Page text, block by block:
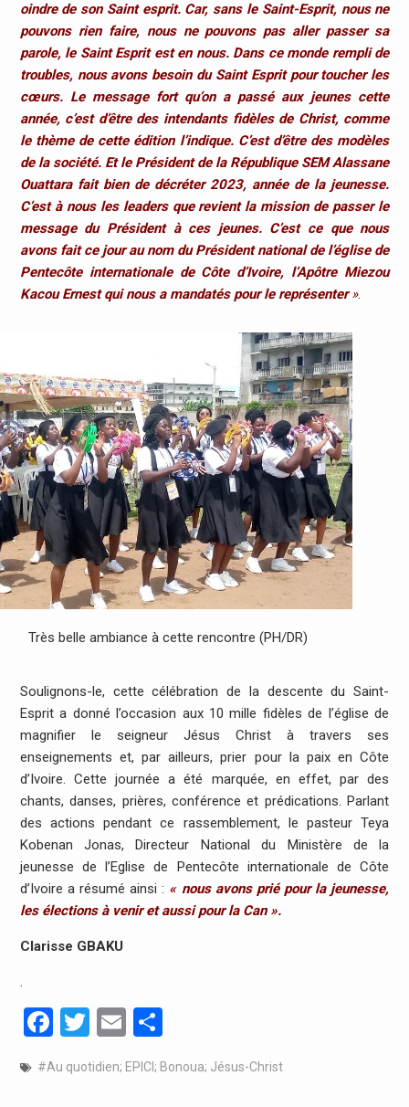
oindre de son Saint esprit. Car, sans le Saint-Esprit, nous ne
pouvons rien faire, nous ne pouvons pas aller passer sa
parole, le Saint Esprit est en nous. Dans ce monde rempli de
troubles, nous avons besoin du Saint Esprit pour toucher les
cœurs. Le message fort qu’on a passé aux jeunes cette
année, c’est d’être des intendants fidèles de Christ, comme
le thème de cette édition l’indique. C’est d’être des modèles
de la société. Et le Président de la République SEM Alassane
Ouattara fait bien de décréter 2023, année de la jeunesse.
C’est à nous les leaders que revient la mission de passer le
message du Président à ces jeunes. C’est ce que nous
avons fait ce jour au nom du Président national de l’église de
Pentecôte internationale de Côte d’Ivoire, l’Apôtre Miezou
Kacou Ernest qui nous a mandatés pour le représenter».
Très belle ambiance à cette rencontre (PH/DR)
Soulignons-le, cette célébration de la descente du Saint-
Esprit a donné l’occasion aux 10 mille fidèles de l’église de
magnifier le seigneur Jésus Christ à travers ses
enseignements et, par ailleurs, prier pour la paix en Côte
d’Ivoire. Cette journée a été marquée, en effet, par des
chants, danses, prières, conférence et prédications. Parlant
des actions pendant ce rassemblement, le pasteur Teya
Kobenan Jonas, Directeur National du Ministère de la
jeunesse de l’Eglise de Pentecôte internationale de Côte
d’Ivoire a résumé ainsi : « nous avons prié pour la jeunesse,
les élections à venir et aussi pour la Can ».
Clarisse GBAKU
.
Facebook
Twitter
EmailPartager
#Au quotidien; EPICI; Bonoua; Jésus-Christ